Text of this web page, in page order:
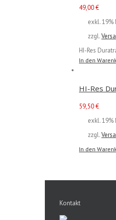
49,00€
exkl. 19%
zzgl.
HI-Res
In den
HI-Res
59,50€
exkl. 19%
zzgl.
In den
Kontakt